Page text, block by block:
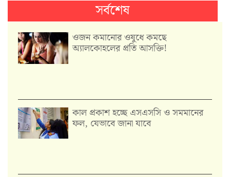
সর্বশেষ
ওজন কমানোর ওষুধে কমছে
অ্যালকোহলের প্রতি আসক্তি!
কাল প্রকাশ হচ্ছে এসএসসি ও সমমানের
ফল, যেভাবে জানা যাবে